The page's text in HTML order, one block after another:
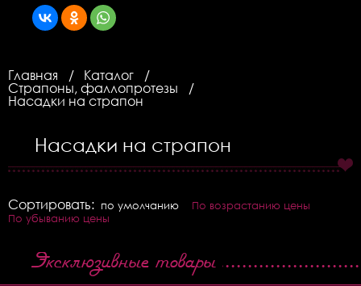
Главная
Каталог
Страпоны, фаллопротезы
Насадки на страпон
Насадки на страпон
Сортировать: по умолчанию
По возрастанию цены
По убыванию цены
Эксклюзивные товары